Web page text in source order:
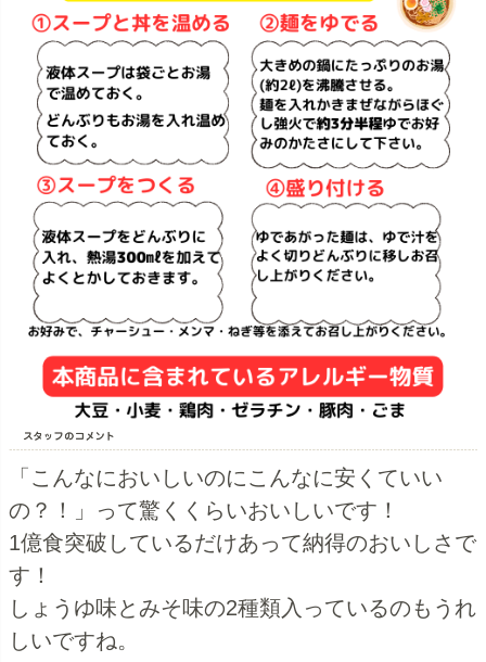
「こんなにおいしいのにこんなに安くていい
の？！」って驚くくらいおいしいです！
1億食突破しているだけあって納得のおいしさで
す！
しょうゆ味とみそ味の2種類入っているのもうれ
しいですね。